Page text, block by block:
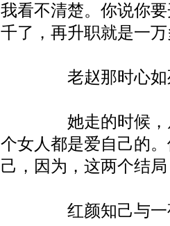
我看不清楚。你说你
千了，再升职就是一
老赵那时心如死灰
她走的时候，居然
个女人都是爱自己的
己，因为，这两个结
红颜知己与一